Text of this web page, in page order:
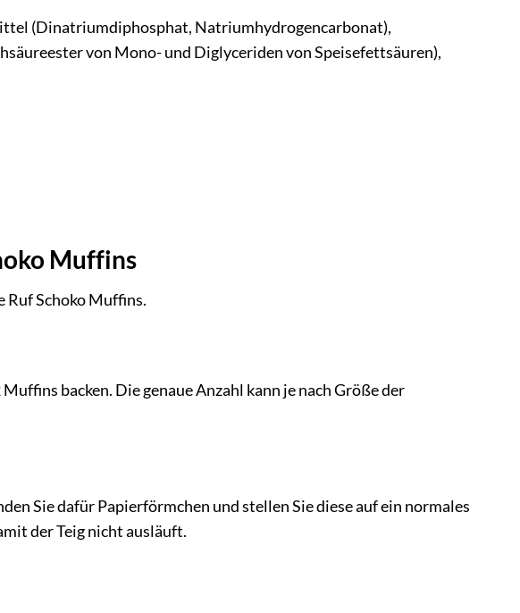
(Dinatriumdiphosphat, Natriumhydrogencarbonat),
von Mono- und Diglyceriden von Speisefettsäuren),
Muffins
Ruf Schoko Muffins.
backen. Die genaue Anzahl kann je nach Größe der
Sie dafür Papierförmchen und stellen Sie diese auf ein normales
der Teig nicht ausläuft.